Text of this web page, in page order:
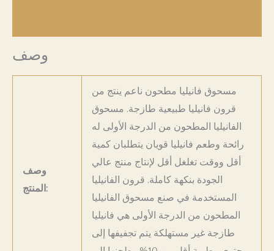
وصف
وصف
المنتج:
مسحوق فانيليا مطحون ناعم ينتج من
قرون فانيليا طبيعية طازجة. مسحوق
الفانيليا المطحون من الدرجة الأولى له
رائحة وطعم فانيليا قويان يتطلبان كمية
أقل ووقت تغلغل أقل لإنتاج منتج عالي
الجودة بنكهة كاملة. قرون الفانيليا
المستخدمة في صنع مسحوق الفانيليا
المطحون من الدرجة الأولى هي فانيليا
طازجة غير مستهلكة يتم تجفيفها إلى